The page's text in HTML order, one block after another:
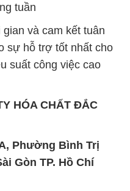
tuần
và cam kết tuân
sự hỗ trợ tốt nhất cho
suất công việc cao
HÓA CHẤT ĐẮC
Phường Bình Trị
Gòn TP. Hồ Chí